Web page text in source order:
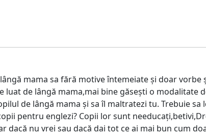
mama sa fără motive întemeiate și doar
de lângă mama,mai bine găsești o
de lângă mama și sa îl maltratezi tu. Trebuie
pentru englezi? Copii lor sunt
dacă nu vrei sau dacă dai tot ce ai mai bun cum